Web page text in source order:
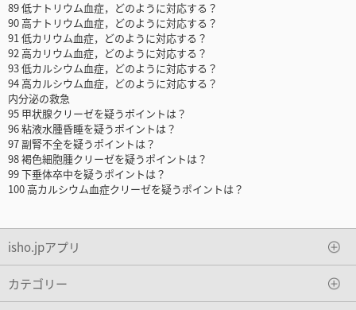
89 低ナトリウム血症，どのように対応する？
90 高ナトリウム血症，どのように対応する？
91 低カリウム血症，どのように対応する？
92 高カリウム血症，どのように対応する？
93 低カルシウム血症，どのように対応する？
94 高カルシウム血症，どのように対応する？
内分泌の救急
95 甲状腺クリーゼを疑うポイントは？
96 粘液水腫昏睡を疑うポイントは？
97 副腎不全を疑うポイントは？
98 褐色細胞腫クリーゼを疑うポイントは？
99 下垂体卒中を疑うポイントは？
100 高カルシウム血症クリーゼを疑うポイントは？
isho.jpアプリ
カテゴリー